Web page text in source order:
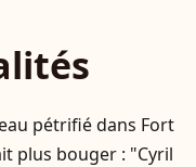
pétrifié dans Fort
plus bouger : "Cyril